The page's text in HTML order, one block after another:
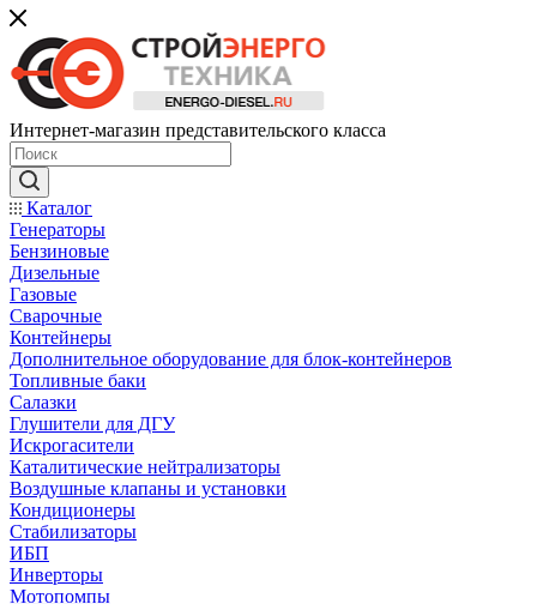
Интернет-магазин представительского класса
Каталог
Генераторы
Бензиновые
Дизельные
Газовые
Сварочные
Контейнеры
Дополнительное оборудование для блок-контейнеров
Топливные баки
Салазки
Глушители для ДГУ
Искрогасители
Каталитические нейтрализаторы
Воздушные клапаны и установки
Кондиционеры
Стабилизаторы
ИБП
Инверторы
Мотопомпы